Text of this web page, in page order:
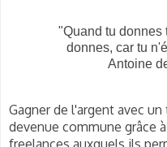
"Quand tu donnes
donnes, car tu
Antoine
Gagner de l'argent avec
devenue commune grâce